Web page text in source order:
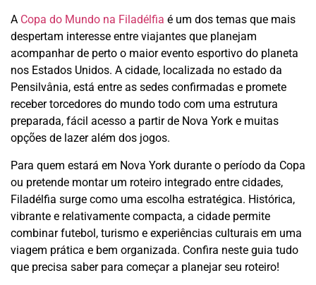
A Copa do Mundo na Filadélfia é um dos temas que mais
despertam interesse entre viajantes que planejam
acompanhar de perto o maior evento esportivo do planeta
nos Estados Unidos. A cidade, localizada no estado da
Pensilvânia, está entre as sedes confirmadas e promete
receber torcedores do mundo todo com uma estrutura
preparada, fácil acesso a partir de Nova York e muitas
opções de lazer além dos jogos.
Para quem estará em Nova York durante o período da Copa
ou pretende montar um roteiro integrado entre cidades,
Filadélfia surge como uma escolha estratégica. Histórica,
vibrante e relativamente compacta, a cidade permite
combinar futebol, turismo e experiências culturais em uma
viagem prática e bem organizada. Confira neste guia tudo
que precisa saber para começar a planejar seu roteiro!